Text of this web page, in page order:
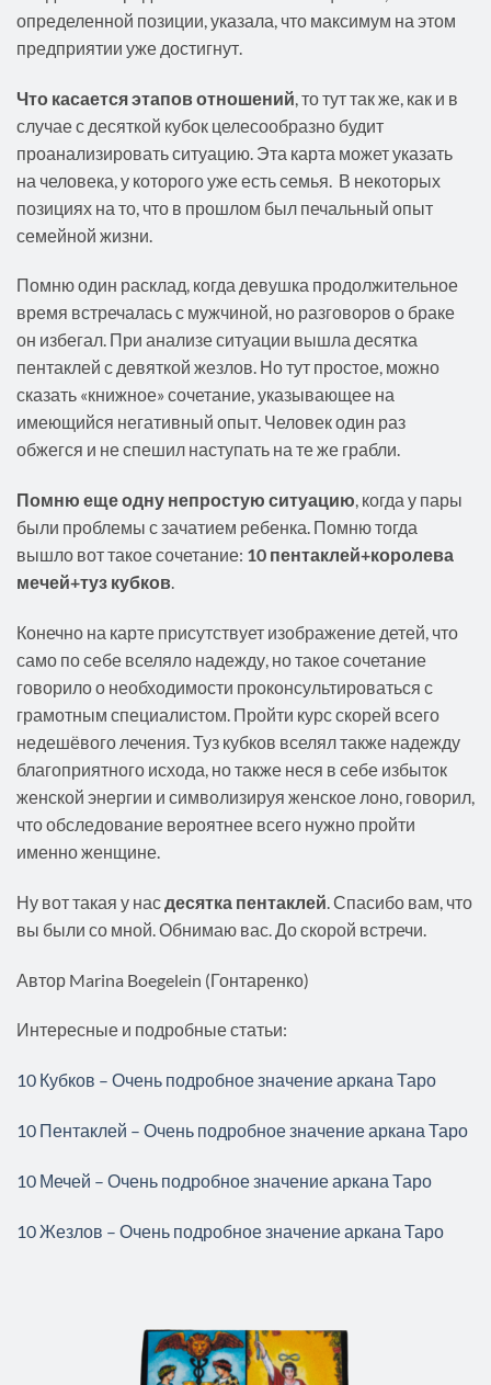
определенной позиции, указала, что максимум на этом
предприятии уже достигнут.
Что касается этапов отношений , то тут так же, как и в
случае с десяткой кубок целесообразно будит
проанализировать ситуацию. Эта карта может указать
на человека, у которого уже есть семья. В некоторых
позициях на то, что в прошлом был печальный опыт
семейной жизни.
Помню один расклад, когда девушка продолжительное
время встречалась с мужчиной, но разговоров о браке
он избегал. При анализе ситуации вышла десятка
пентаклей с девяткой жезлов. Но тут простое, можно
сказать «книжное» сочетание, указывающее на
имеющийся негативный опыт. Человек один раз
обжегся и не спешил наступать на те же грабли.
Помню еще одну непростую ситуацию, когда у пары
были проблемы с зачатием ребенка. Помню тогда
вышло вот такое сочетание: 10 пентаклей+королева
мечей+туз кубков.
Конечно на карте присутствует изображение детей, что
само по себе вселяло надежду, но такое сочетание
говорило о необходимости проконсультироваться с
грамотным специалистом. Пройти курс скорей всего
недешёвого лечения. Туз кубков вселял также надежду
благоприятного исхода, но также неся в себе избыток
женской энергии и символизируя женское лоно, говорил,
что обследование вероятнее всего нужно пройти
именно женщине.
Ну вот такая у насдесятка пентаклей. Спасибо вам, что
вы были со мной. Обнимаю вас. До скорой встречи.
Автор Marina Boegelein (Гонтаренко)
Интересные и подробные статьи:
10 Кубков – Очень подробное значение аркана Таро
10 Пентаклей – Очень подробное значение аркана Таро
10 Мечей – Очень подробное значение аркана Таро
10 Жезлов – Очень подробное значение аркана Таро